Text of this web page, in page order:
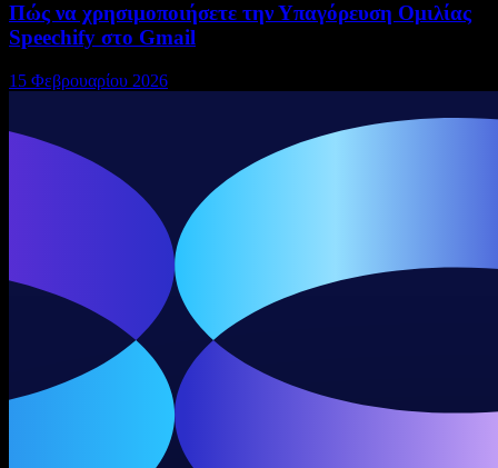
Πώς να χρησιμοποιήσετε την Υπαγόρευση Ομιλίας
Speechify στο Gmail
15 Φεβρουαρίου 2026